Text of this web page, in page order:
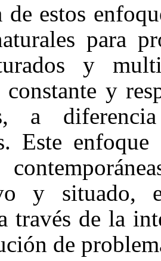
estos
para
y
constante y
a
Este
y situado,
través de la
de